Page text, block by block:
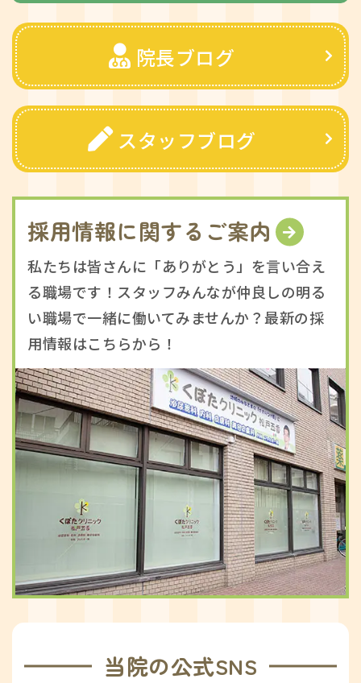
院長ブログ
スタッフブログ
採用情報に関するご案内
私たちは皆さんに「ありがとう」を言い合え
る職場です！スタッフみんなが仲良しの明る
い職場で一緒に働いてみませんか？最新の採
用情報はこちらから！
当院の公式SNS